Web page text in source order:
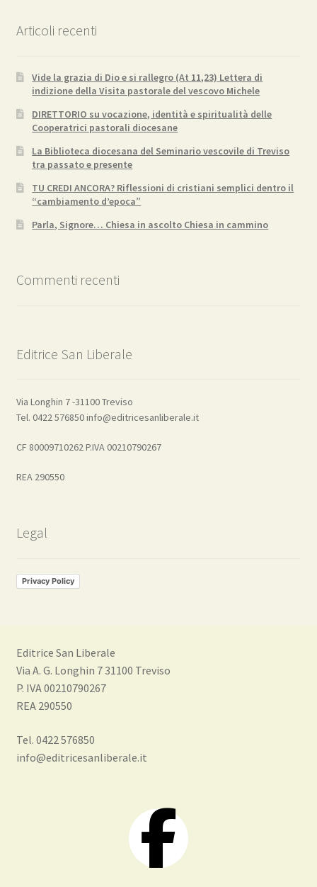
Articoli recenti
Vide la grazia di Dio e si rallegro (At 11,23) Lettera di
indizione della Visita pastorale del vescovo Michele
DIRETTORIO su vocazione, identità e spiritualità delle
Cooperatrici pastorali diocesane
La Biblioteca diocesana del Seminario vescovile di Treviso
tra passato e presente
TU CREDI ANCORA? Riflessioni di cristiani semplici dentro il
“cambiamento d’epoca”
Parla, Signore… Chiesa in ascolto Chiesa in cammino
Commenti recenti
Editrice San Liberale
Via Longhin 7 -31100 Treviso
Tel. 0422 576850 info@editricesanliberale.it
CF 80009710262 P.IVA 00210790267
REA 290550
Legal
Privacy Policy
Editrice San Liberale
Via A. G. Longhin 7 31100 Treviso
P. IVA 00210790267
REA 290550
Tel. 0422 576850
info@editricesanliberale.it